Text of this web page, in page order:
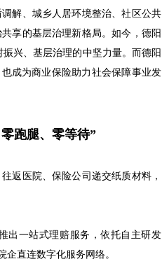
解、城乡人居环境整治、社区公共
享的基层治理新格局。如今，德阳
兴、基层治理的中坚力量。而德阳
成为商业保险助力社会保障事业发
跑腿、零等待”
返医院、保险公司递交纸质材料，
出一站式理赔服务，依托自主研发
企直连数字化服务网络。